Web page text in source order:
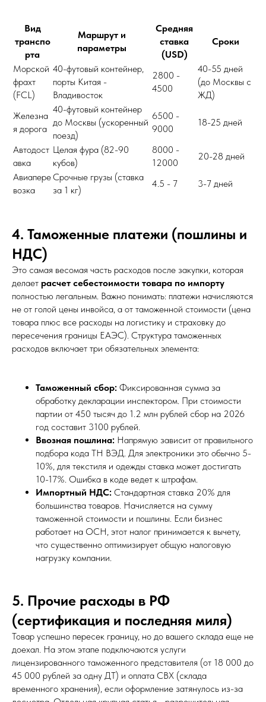
Вид
транспо
рта
Маршрут и
параметры
Средняя
ставка
(USD)
Сроки
Морской
фрахт
(FCL)
40-футовый контейнер,
порты Китая -
Владивосток
2800 -
4500
40-55 дней
(до Москвы с
ЖД)
Железна
я дорога
40-футовый контейнер
до Москвы (ускоренный
поезд)
6500 -
9000
18-25 дней
Автодост
авка
Целая фура (82-90
кубов)
8000 -
12000
20-28 дней
Авиапере
возка
Срочные грузы (ставка
за 1 кг)
4.5 - 7 3-7 дней
4. Таможенные платежи (пошлины и
НДС)
Это самая весомая часть расходов после закупки, которая
делает расчет себестоимости товара по импорту
полностью легальным. Важно понимать: платежи начисляются
не от голой цены инвойса, а от таможенной стоимости (цена
товара плюс все расходы на логистику и страховку до
пересечения границы ЕАЭС). Структура таможенных
расходов включает три обязательных элемента:
Таможенный сбор: Фиксированная сумма за
обработку декларации инспектором. При стоимости
партии от 450 тысяч до 1.2 млн рублей сбор на 2026
год составит 3100 рублей.
Ввозная пошлина: Напрямую зависит от правильного
подбора кода ТН ВЭД. Для электроники это обычно 5-
10%, для текстиля и одежды ставка может достигать
10-17%. Ошибка в коде ведет к штрафам.
Импортный НДС: Стандартная ставка 20% для
большинства товаров. Начисляется на сумму
таможенной стоимости и пошлины. Если бизнес
работает на ОСН, этот налог принимается к вычету,
что существенно оптимизирует общую налоговую
нагрузку компании.
5. Прочие расходы в РФ
(сертификация и последняя миля)
Товар успешно пересек границу, но до вашего склада еще не
доехал. На этом этапе подключаются услуги
лицензированного таможенного представителя (от 18 000 до
45 000 рублей за одну ДТ) и оплата СВХ (склада
временного хранения), если оформление затянулось из-за